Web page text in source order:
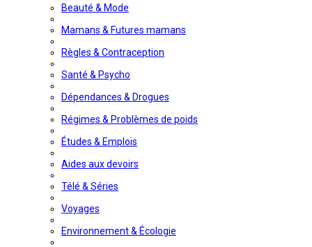
Beauté & Mode
Mamans & Futures mamans
Règles & Contraception
Santé & Psycho
Dépendances & Drogues
Régimes & Problèmes de poids
Études & Emplois
Aides aux devoirs
Télé & Séries
Voyages
Environnement & Écologie